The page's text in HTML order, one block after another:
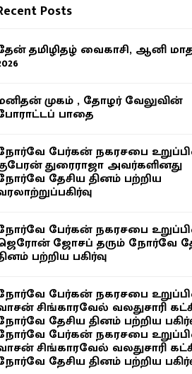
Posts
தமிழிதழ் வைகாசி, ஆனி
முகம் , தோழர் வேலுவின்
பாதை
பேர்கன் நகரசபை
துரைராஜா அவர்களினது
தேசிய தினம் பற்றிய
பேர்கன் நகரசபை
ஜோசப் தரும் நோர்வே
பற்றிய பகிர்வு
பேர்கன் நகரசபை
சிங்காரவேல் வலதுசாரி
தேசிய தினம் பற்றிய
பேர்கன் நகரசபை
சிங்காரவேல் வலதுசாரி
தேசிய தினம் பற்றிய